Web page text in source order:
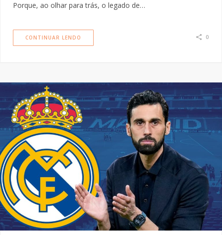
Porque, ao olhar para trás, o legado de…
CONTINUAR LENDO 0